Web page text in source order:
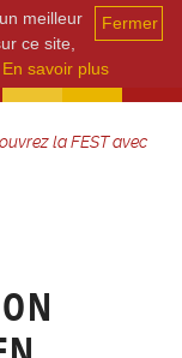
la FEST avec
Fermer
meilleur
ce site,
En savoir plus